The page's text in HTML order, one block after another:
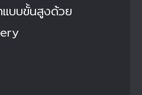
บบขั้นสูงด้วย